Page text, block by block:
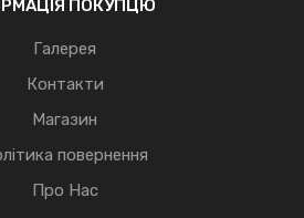
ПОКУПЦЮ
Галерея
Контакти
Магазин
повернення
Про Нас